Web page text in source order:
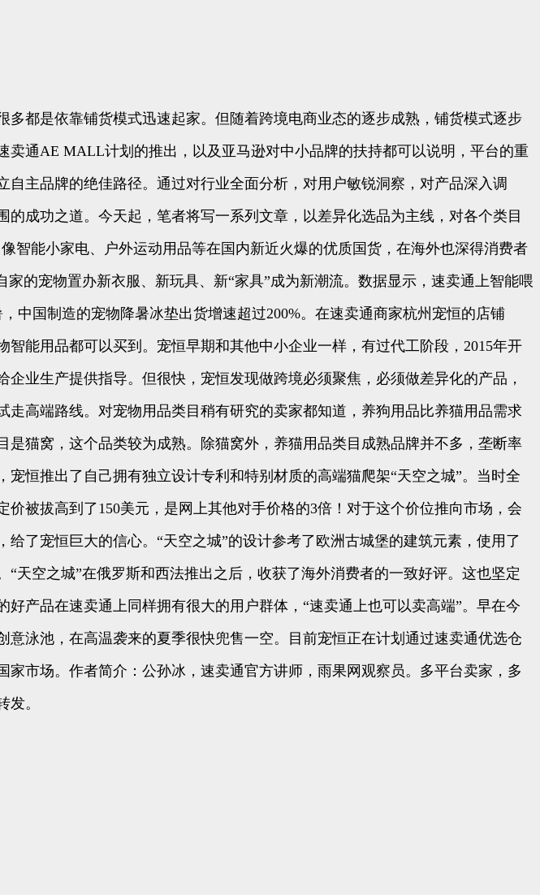
都是依靠铺货模式迅速起家。但随着跨境电商业态的逐步成熟，铺货模式逐步
通AE MALL计划的推出，以及亚马逊对中小品牌的扶持都可以说明，平台的重
主品牌的绝佳路径。通过对行业全面分析，对用户敏锐洞察，对产品深入调
成功之道。今天起，笔者将写一系列文章，以差异化选品为主线，对各个类目
智能小家电、户外运动用品等在国内新近火爆的优质国货，在海外也深得消费者
的宠物置办新衣服、新玩具、新“家具”成为新潮流。数据显示，速卖通上智能喂
中国制造的宠物降暑冰垫出货增速超过200%。在速卖通商家杭州宠恒的店铺
能用品都可以买到。宠恒早期和其他中小企业一样，有过代工阶段，2015年开
业生产提供指导。但很快，宠恒发现做跨境必须聚焦，必须做差异化的产品，
高端路线。对宠物用品类目稍有研究的卖家都知道，养狗用品比养猫用品需求
猫窝，这个品类较为成熟。除猫窝外，养猫用品类目成熟品牌并不多，垄断率
恒推出了自己拥有独立设计专利和特别材质的高端猫爬架“天空之城”。当时全
被拔高到了150美元，是网上其他对手价格的3倍！对于这个价位推向市场，会
了宠恒巨大的信心。“天空之城”的设计参考了欧洲古城堡的建筑元素，使用了
天空之城”在俄罗斯和西法推出之后，收获了海外消费者的一致好评。这也坚定
产品在速卖通上同样拥有很大的用户群体，“速卖通上也可以卖高端”。早在今
泳池，在高温袭来的夏季很快兜售一空。目前宠恒正在计划通过速卖通优选仓
市场。作者简介：公孙冰，速卖通官方讲师，雨果网观察员。多平台卖家，多
。